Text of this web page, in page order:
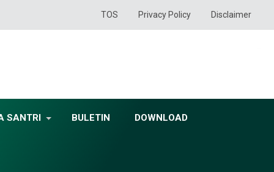
TOS Privacy Policy Disclaimer
SANTRI BULETIN DOWNLOAD